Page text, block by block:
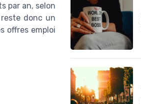
par an, selon
donc un
offres emploi